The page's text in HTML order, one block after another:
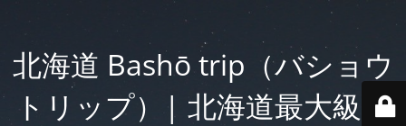
北海道 Bashō trip（バショウ
トリップ）| 北海道最大級の